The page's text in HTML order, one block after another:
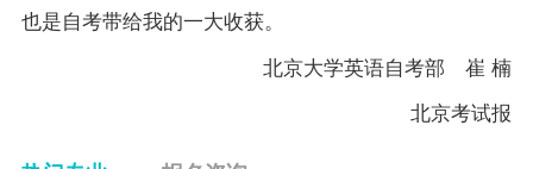
也是自考带给我的一大收获。
北京大学英语自考部 崔 楠
北京考试报